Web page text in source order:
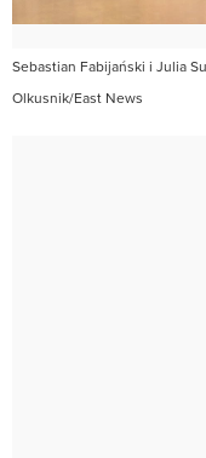
Sebastian Fabijański i Julia
Olkusnik/East News